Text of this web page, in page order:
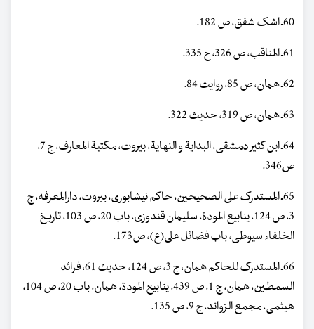
60ـ اشک شفق، ص 182.
61ـ المناقب، ص 326، ح 335.
62ـ همان، ص 85، روایت 84.
63ـ همان، ص 319، حدیث 322.
64ـ ابن کثیر دمشقی، البدایة و النهایة، بیروت، مکتبة المعارف، ج 7،
ص346.
65ـ المستدرک علی الصحیحین، حاکم نیشابوری، بیروت، دارالمعرفه، ج
3، ص 124، ینابیع المودة، سلیمان قندوزی، باب 20، ص 103، تاریخ
الخلفاء سیوطی، باب فضائل علی(ع)، ص173.
66ـ المستدرک للحاکم همان، ج 3، ص 124، حدیث 61، فرائد
السمطین، همان، ج 1، ص 439، ینابیع المودة، همان، باب 20، ص 104،
هیثمی، مجمع الزوائد، ج 9، ص 135.